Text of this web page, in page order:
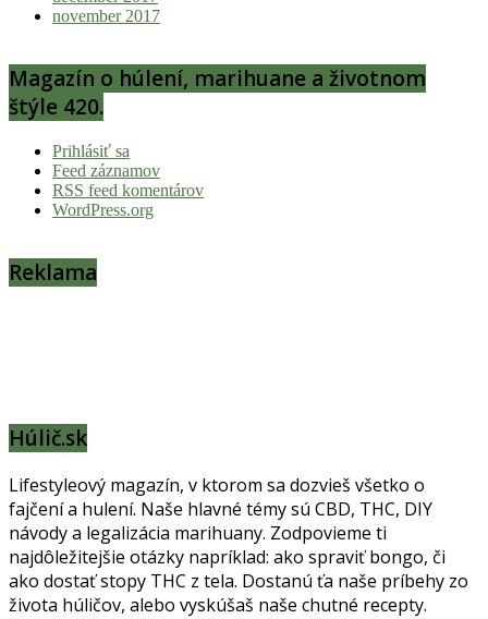
november 2017
Magazín o húlení, marihuane a životnom
štýle 420.
Prihlásiť sa
Feed záznamov
RSS feed komentárov
WordPress.org
Reklama
Húlič.sk
Lifestyleový magazín, v ktorom sa dozvieš všetko o
fajčení a hulení. Naše hlavné témy sú CBD, THC, DIY
návody a legalizácia marihuany. Zodpovieme ti
najdôležitejšie otázky napríklad: ako spraviť bongo, či
ako dostať stopy THC z tela. Dostanú ťa naše príbehy zo
života húličov, alebo vyskúšaš naše chutné recepty.